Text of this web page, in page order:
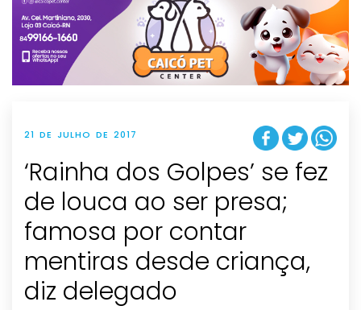
g
t
i
o
n
21 DE JULHO DE 2017
‘Rainha dos Golpes’ se fez
de louca ao ser presa;
famosa por contar
mentiras desde criança,
diz delegado